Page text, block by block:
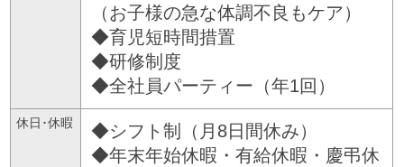
（お子様の急な体調不良もケア）
◆育児短時間措置
◆研修制度
◆全社員パーティー（年1回）
休日･休暇
◆シフト制（月8日間休み）
◆年末年始休暇・有給休暇・慶弔休